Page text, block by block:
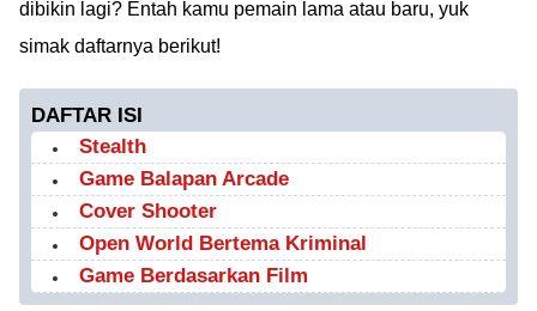
dibikin lagi? Entah kamu pemain lama atau baru, yuk
simak daftarnya berikut!
DAFTAR ISI
Stealth
Game Balapan Arcade
Cover Shooter
Open World Bertema Kriminal
Game Berdasarkan Film